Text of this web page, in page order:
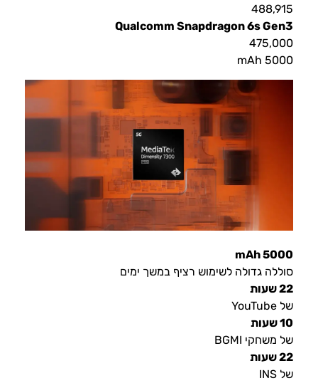
488,915
Qualcomm Snapdragon 6s Gen3
475,000
5000 mAh
5000 mAh
סוללה גדולה לשימוש רציף במשך ימים
22 שעות
של YouTube
10 שעות
של משחקי BGMI
22 שעות
של INS